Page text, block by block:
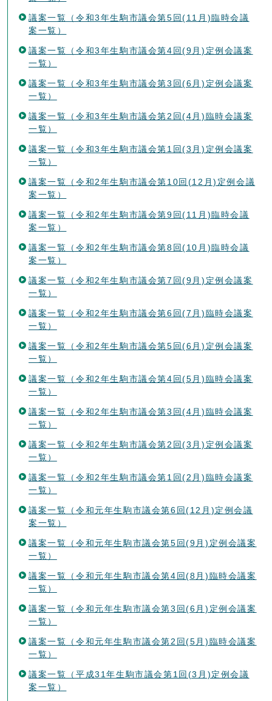
議案一覧（令和3年生駒市議会第5回(11月)臨時会議
案一覧）
議案一覧（令和3年生駒市議会第4回(9月)定例会議案
一覧）
議案一覧（令和3年生駒市議会第3回(6月)定例会議案
一覧）
議案一覧（令和3年生駒市議会第2回(4月)臨時会議案
一覧）
議案一覧（令和3年生駒市議会第1回(3月)定例会議案
一覧）
議案一覧（令和2年生駒市議会第10回(12月)定例会議
案一覧）
議案一覧（令和2年生駒市議会第9回(11月)臨時会議
案一覧）
議案一覧（令和2年生駒市議会第8回(10月)臨時会議
案一覧）
議案一覧（令和2年生駒市議会第7回(9月)定例会議案
一覧）
議案一覧（令和2年生駒市議会第6回(7月)臨時会議案
一覧）
議案一覧（令和2年生駒市議会第5回(6月)定例会議案
一覧）
議案一覧（令和2年生駒市議会第4回(5月)臨時会議案
一覧）
議案一覧（令和2年生駒市議会第3回(4月)臨時会議案
一覧）
議案一覧（令和2年生駒市議会第2回(3月)定例会議案
一覧）
議案一覧（令和2年生駒市議会第1回(2月)臨時会議案
一覧）
議案一覧（令和元年生駒市議会第6回(12月)定例会議
案一覧）
議案一覧（令和元年生駒市議会第5回(9月)定例会議案
一覧）
議案一覧（令和元年生駒市議会第4回(8月)臨時会議案
一覧）
議案一覧（令和元年生駒市議会第3回(6月)定例会議案
一覧）
議案一覧（令和元年生駒市議会第2回(5月)臨時会議案
一覧）
議案一覧（平成31年生駒市議会第1回(3月)定例会議
案一覧）